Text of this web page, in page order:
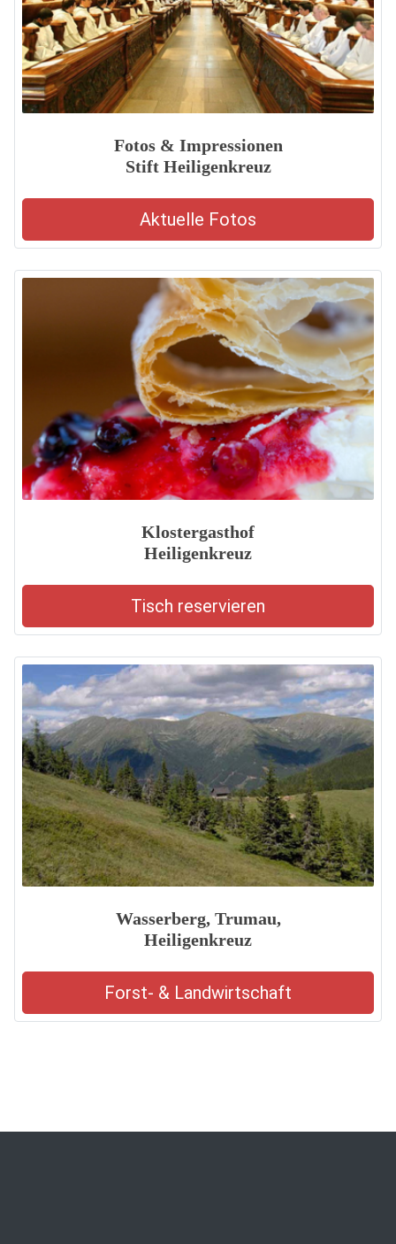
Fotos & Impressionen
Stift Heiligenkreuz
Aktuelle Fotos
Klostergasthof
Heiligenkreuz
Tisch reservieren
Wasserberg, Trumau,
Heiligenkreuz
Forst- & Landwirtschaft